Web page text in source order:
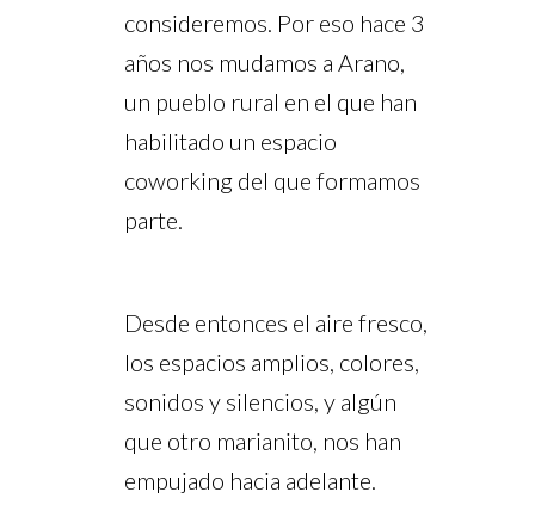
consideremos. Por eso hace 3
años nos mudamos a Arano,
un pueblo rural en el que han
habilitado un espacio
coworking del que formamos
parte.
Desde entonces el aire fresco,
los espacios amplios, colores,
sonidos y silencios, y algún
que otro marianito, nos han
empujado hacia adelante.